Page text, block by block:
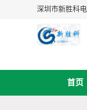
首页